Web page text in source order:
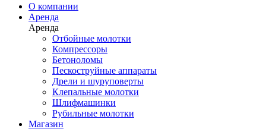
О компании
Аренда
Аренда
Отбойные молотки
Компрессоры
Бетоноломы
Пескоструйные аппараты
Дрели и шуруповерты
Клепальные молотки
Шлифмашинки
Рубильные молотки
Магазин